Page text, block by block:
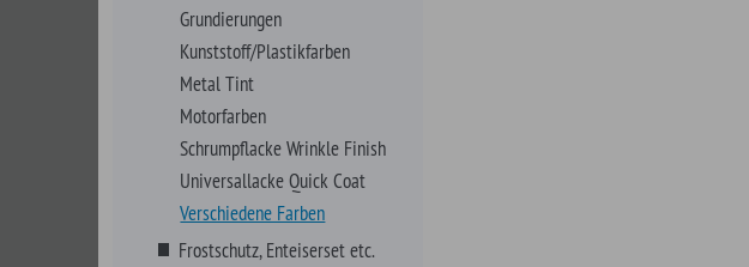
LIQUI MOLY Produkte
LUCAS OIL Produkte
Montagepasten, -Öle
Motor-, Getriebe-, Kühlerspülung
Octane Booster
Pflegen, Polituren
Reinigen, Polituren